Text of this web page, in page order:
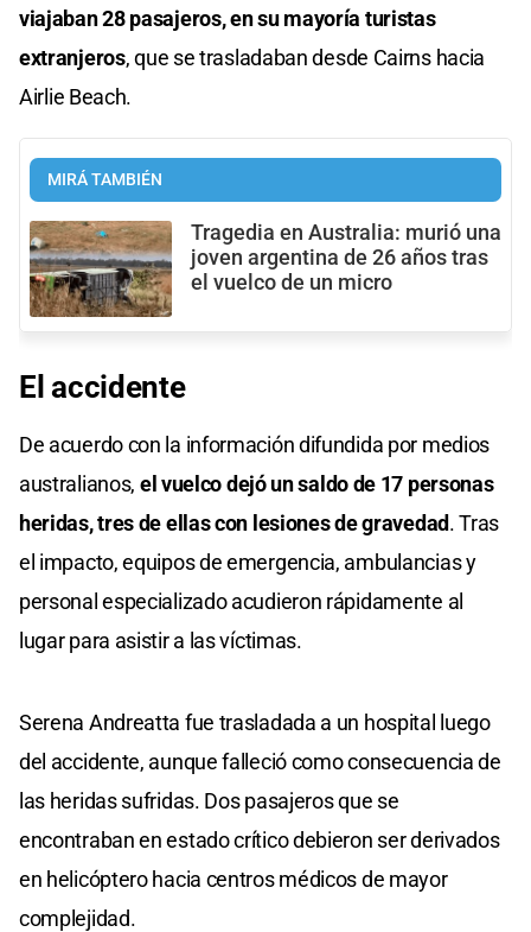
viajaban 28 pasajeros, en su mayoría turistas
extranjeros, que se trasladaban desde Cairns hacia
Airlie Beach.
MIRÁ TAMBIÉN
Tragedia en Australia: murió una
joven argentina de 26 años tras
el vuelco de un micro
El accidente
De acuerdo con la información difundida por medios
australianos, el vuelco dejó un saldo de 17 personas
heridas, tres de ellas con lesiones de gravedad. Tras
el impacto, equipos de emergencia, ambulancias y
personal especializado acudieron rápidamente al
lugar para asistir a las víctimas.
Serena Andreatta fue trasladada a un hospital luego
del accidente, aunque falleció como consecuencia de
las heridas sufridas. Dos pasajeros que se
encontraban en estado crítico debieron ser derivados
en helicóptero hacia centros médicos de mayor
complejidad.